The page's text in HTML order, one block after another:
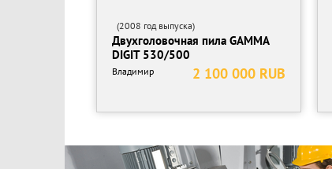
(2008 год выпуска)
Двухголовочная пила GAMMA
DIGIT 530/500
2 100 000 RUB
Владимир